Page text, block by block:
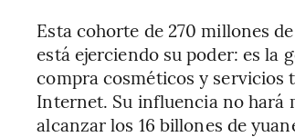
Esta cohorte de 270 millones
está ejerciendo su poder: es la
compra cosméticos y servicios
Internet. Su influencia no hará
alcanzar los 16 billones de